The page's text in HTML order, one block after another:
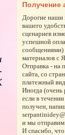
Получение
Дорогие наши
вашего
сценариев
успешной
сообщениями)
материалов с
Отправка - на
сайта, со
платежный
Иногда (очень
если в
получен,
и мы
И спасибо,